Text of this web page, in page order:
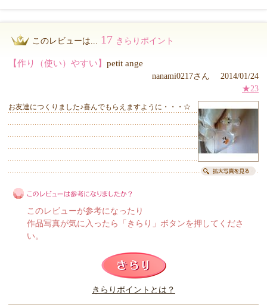
このレビューは... 17 きらりポイント
【作り（使い）やすい】 petit ange
nanami0217さん 2014/01/24
★23
お友達につくりました♪喜んでもらえますように・・・☆
このレビューは参考になりましたか？
このレビューが参考になったり
作品写真が気に入ったら「きらり」ボタンを押してくださ
い。
きらりポイントとは？